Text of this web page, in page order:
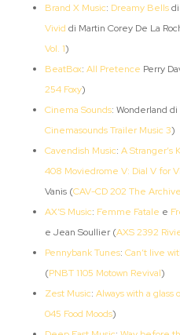
Brand X Music: Dreamy Bellsdi
Vivid di Martin Corey De La
Vol. 1)
BeatBox: All Pretence Perry
254 Foxy)
Cinema Sounds: Wonderland
Cinemasounds Trailer Music 3)
Cavendish Music: A Stranger’s
408 Moviedrome V: Dial V for
Vanis (CAV-CD 202 The
AX’S Music: Femme Fatale e
e Jean Soullier (AXS 2392
Pennybank Tunes: Can’t live
(PNBT 1105 Motown Revival)
Zest Music: Always with a glass
045 Food Moods)